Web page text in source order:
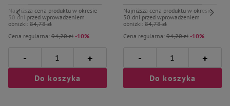
Cena regularna: 94,20 zł -10%
Najniższa cena produktu w okresie
30 dni przed wprowadzeniem
obniżki: 84,78 zł
- +
Do koszyka
Cena regularna: 94,20 zł -10%
Najniższa cena produktu w okresie
30 dni przed wprowadzeniem
obniżki: 84,78 zł
- +
Do koszyka